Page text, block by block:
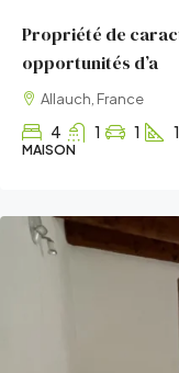
Propriété de
opportunités d’a
Allauch, France
4 1 1
MAISON